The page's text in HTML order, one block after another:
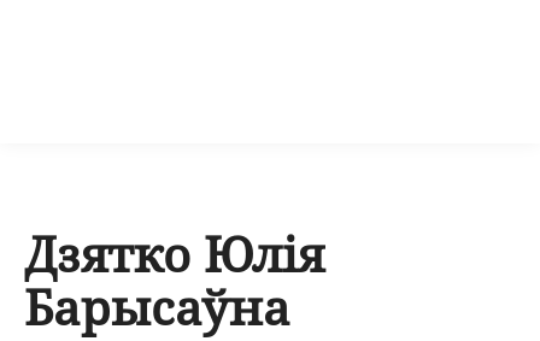
Дзятко Юлія
Барысаўна